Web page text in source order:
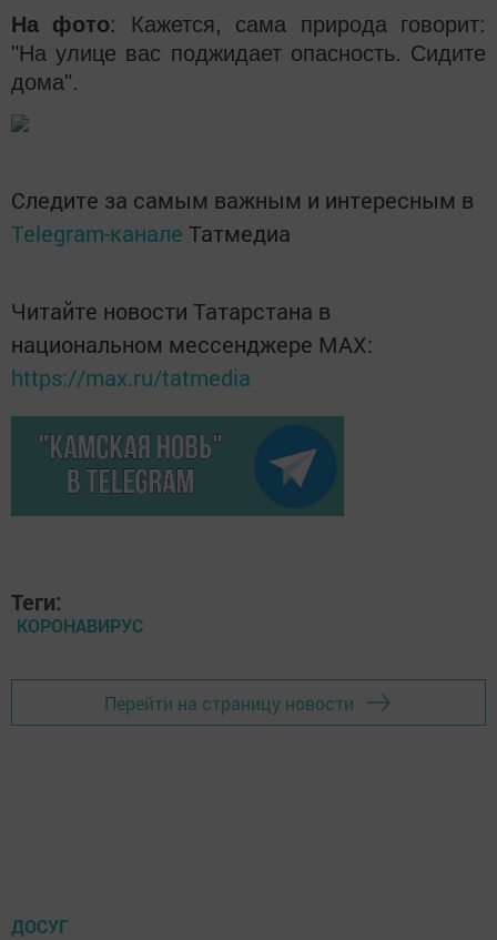
На фото: Кажется, сама природа говорит:
"На улице вас поджидает опасность. Сидите
дома".
Следите за самым важным и интересным в
Telegram-канале Татмедиа
Читайте новости Татарстана в
национальном мессенджере MАХ:
https://max.ru/tatmedia
Теги:
КОРОНАВИРУС
Перейти на страницу новости
ДОСУГ